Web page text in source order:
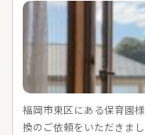
福岡市東区にある保育園
換のご依頼をいただきま